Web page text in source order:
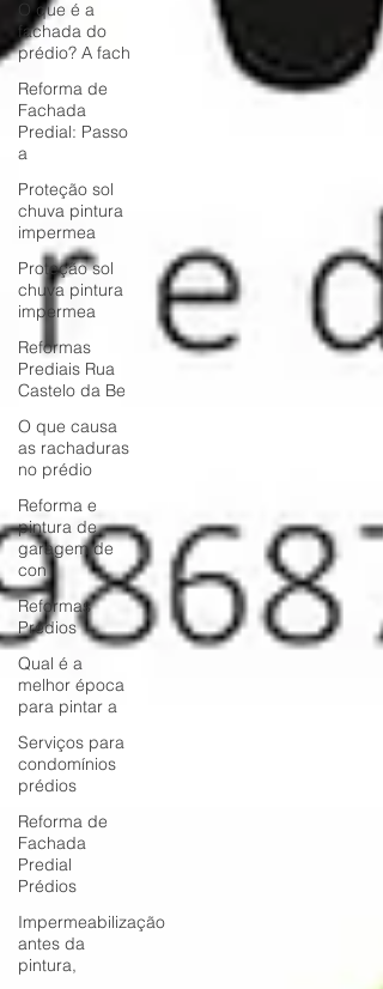
O que é a
fachada do
prédio? A fach
Reforma de
Fachada
Predial: Passo
a
Proteção sol
chuva pintura
impermea
Proteção sol
chuva pintura
impermea
Reformas
Prediais Rua
Castelo da Be
O que causa
as rachaduras
no prédio
Reforma e
pintura de
garagem de
con
Reformas
Prédios
Qual é a
melhor época
para pintar a
Serviços para
condomínios
prédios
Reforma de
Fachada
Predial
Prédios
Impermeabilização
antes da
pintura,